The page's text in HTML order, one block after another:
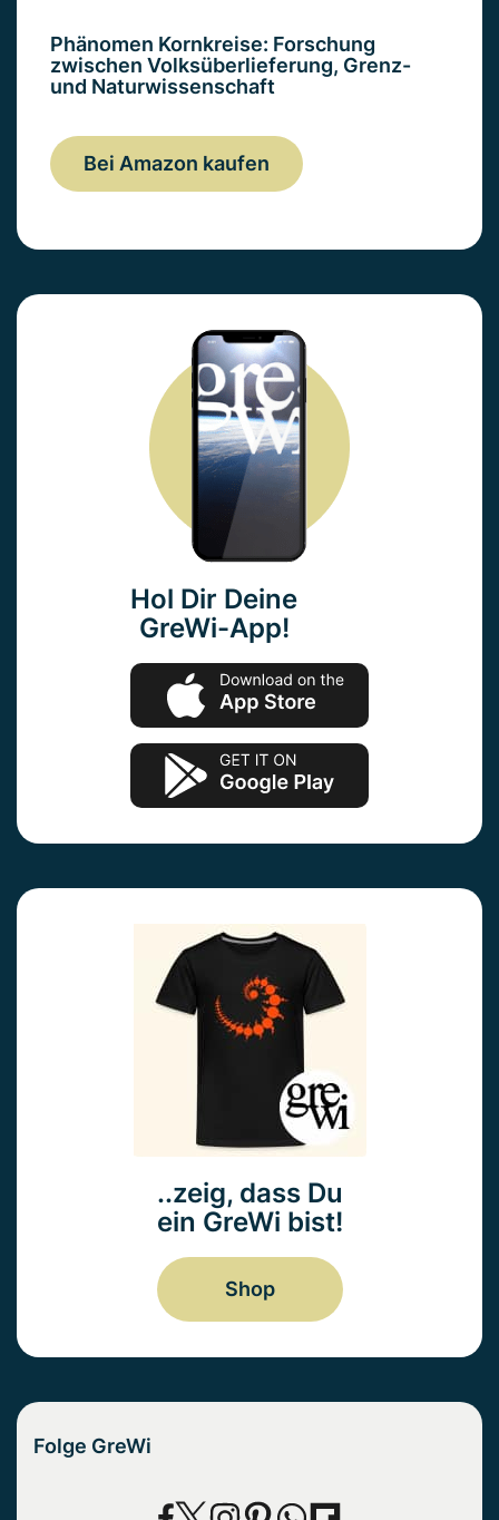
Phänomen Kornkreise: Forschung
zwischen Volksüberlieferung, Grenz-
und Naturwissenschaft
Bei Amazon kaufen
Hol Dir Deine
GreWi-App!
..zeig, dass Du
ein GreWi bist!
Shop
Folge GreWi